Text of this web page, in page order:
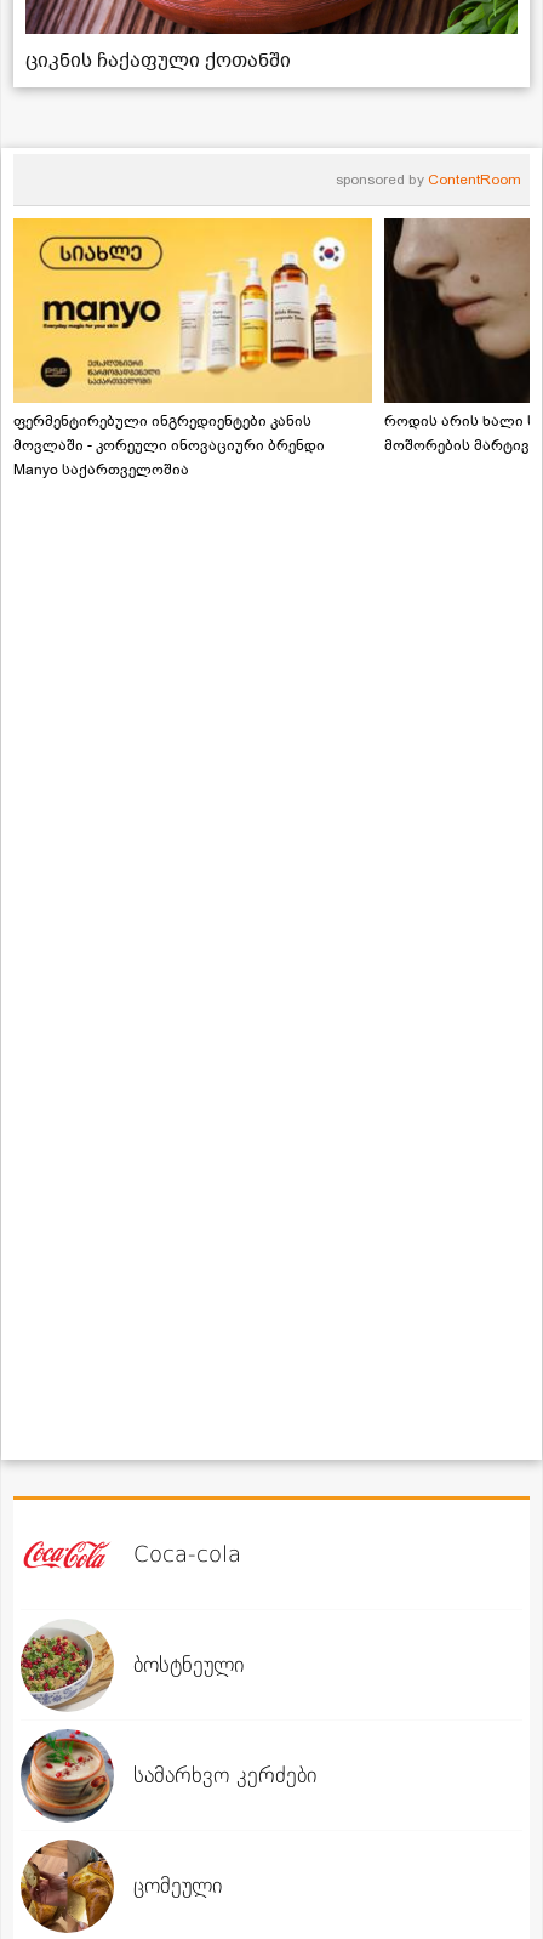
ციკნის ჩაქაფული ქოთანში
sponsored by ContentRoom
ფერმენტირებული ინგრედიენტები კანის
მოვლაში - კორეული ინოვაციური ბრენდი
Manyo საქართველოშია
როდის არის ხალი
მოშორების
Coca-cola
ბოსტნეული
სამარხვო კერძები
ცომეული